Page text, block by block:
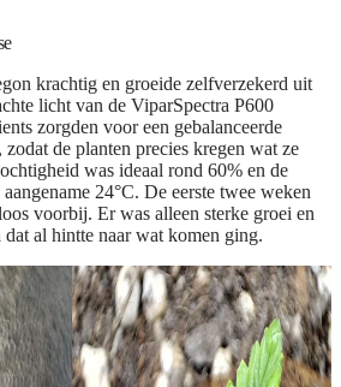
krachtig en groeide zelfverzekerd uit
licht van de ViparSpectra P600
zorgden voor een gebalanceerde
de planten precies kregen wat ze
was ideaal rond 60% en de
24°C. De eerste twee weken
voorbij. Er was alleen sterke groei en
al hintte naar wat komen ging.